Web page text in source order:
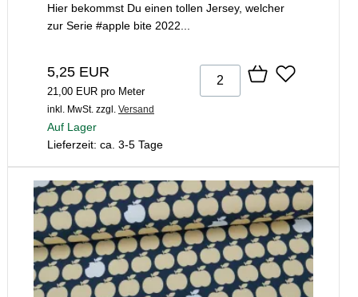
Hier bekommst Du einen tollen Jersey, welcher
zur Serie #apple bite 2022...
5,25 EUR
21,00 EUR pro Meter
inkl. MwSt. zzgl. Versand
Auf Lager
Lieferzeit: ca. 3-5 Tage